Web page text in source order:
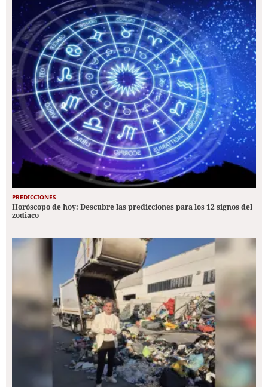
PREDICCIONES
Horóscopo de hoy: Descubre las predicciones para los 12 signos del
zodiaco